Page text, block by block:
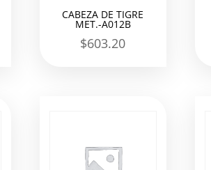
CABEZA DE TIGRE
MET.-A012B
$603.20